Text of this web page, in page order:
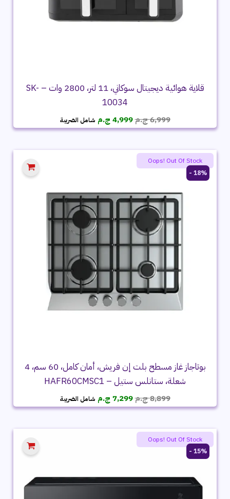
قلاية هوائية ديجيتال سوكاني، 11 لتر، 2800 وات – SK-
10034
6,999ج.مالسعر
الأصلي
6,999 ج.م.
4,999 ج.م السعر
الحالي
4,999 ج.م.
شامل الضريبة
18% -
بوتاجاز غاز مسطح بلت إن فريش، أمان كامل، 60 سم، 4
شعلة، ستانلس ستيل – HAFR60CMSC1
8,899ج.مالسعر
الأصلي
8,899 ج.م.
7,299 ج.م السعر
الحالي
7,299 ج.م.
شامل الضريبة
Oops! Out Of Stock
15% -
Oops! Out Of Stock